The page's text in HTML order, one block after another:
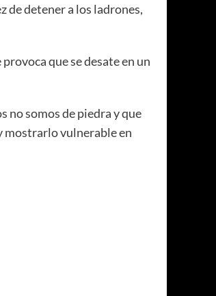
de detener a los ladrones,
que se desate en un
no somos de piedra y que
mostrarlo vulnerable en